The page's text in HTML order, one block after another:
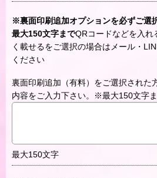
※裏面印刷追加オプションを必ずご選
最大150文字までQRコードなどを入れ
く載せるをご選択の場合はメール・
ください
裏面印刷追加（有料）をご選択された
内容をご入力下さい。※最大150文字
最大150文字